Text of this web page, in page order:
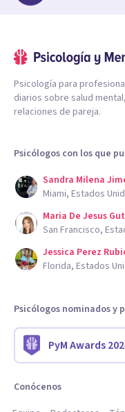
Psicología para
diarios sobre salud
relaciones de pareja.
Psicólogos con los que
Sandra Milena
Miami, Estados
Maria De Jesus
San Francisco,
Jessica Perez
Florida, Estados
Psicólogos nominados y
PyM Awards
Conócenos